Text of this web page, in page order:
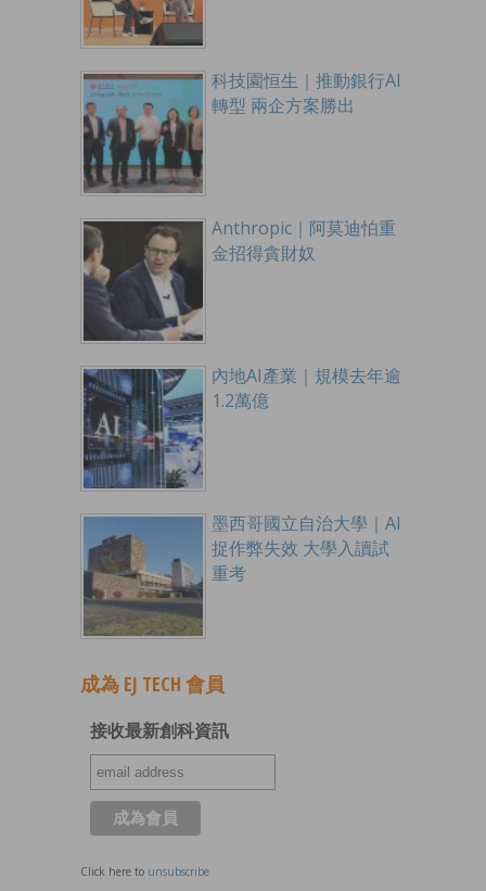
科技園恒生｜推動銀行AI
轉型 兩企方案勝出
Anthropic｜阿莫迪怕重
金招得貪財奴
內地AI產業｜規模去年逾
1.2萬億
墨西哥國立自治大學｜AI
捉作弊失效 大學入讀試
重考
成為 EJ TECH 會員
接收最新創科資訊
Click here to unsubscribe